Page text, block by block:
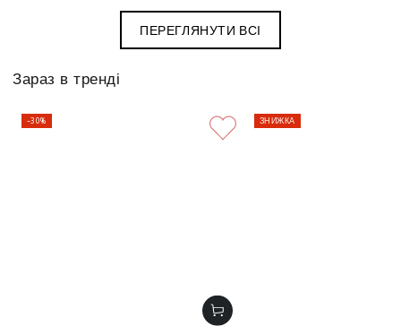
ПЕРЕГЛЯНУТИ ВСІ
Зараз в тренді
–30% ЗНИЖКА